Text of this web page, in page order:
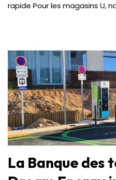
rapide Pour les magasins U,
La Banque